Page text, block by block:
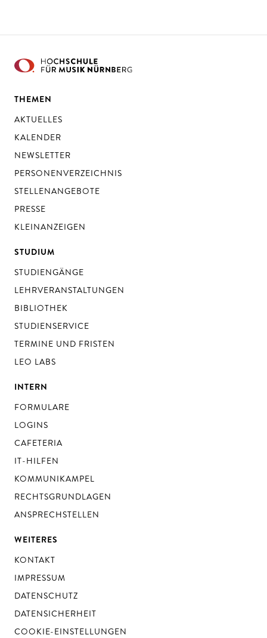
THEMEN
AKTUELLES
KALENDER
NEWSLETTER
PERSONENVERZEICHNIS
STELLENANGEBOTE
PRESSE
KLEINANZEIGEN
STUDIUM
STUDIENGÄNGE
LEHRVERANSTALTUNGEN
BIBLIOTHEK
STUDIENSERVICE
TERMINE UND FRISTEN
LEO LABS
INTERN
FORMULARE
LOGINS
CAFETERIA
IT-HILFEN
KOMMUNIKAMPEL
RECHTSGRUNDLAGEN
ANSPRECHSTELLEN
WEITERES
KONTAKT
IMPRESSUM
DATENSCHUTZ
DATENSICHERHEIT
COOKIE-EINSTELLUNGEN